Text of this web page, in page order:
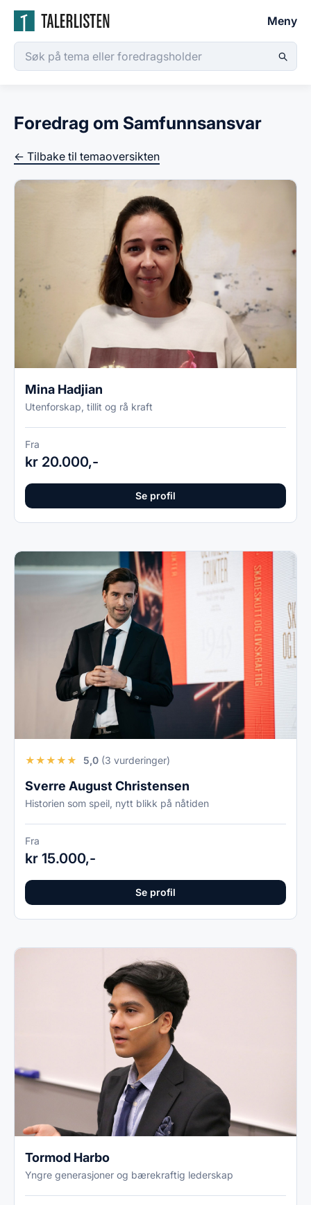
Meny
Foredrag om Samfunnsansvar
← Tilbake til temaoversikten
Mina Hadjian
Utenforskap, tillit og rå kraft
Fra
kr 20.000,-
Se profil
★★★★★ 5,0 (3 vurderinger)
Sverre August Christensen
Historien som speil, nytt blikk på nåtiden
Fra
kr 15.000,-
Se profil
Tormod Harbo
Yngre generasjoner og bærekraftig lederskap